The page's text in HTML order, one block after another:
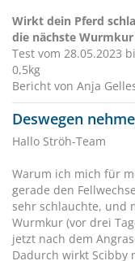
Wirkt dein Pferd
die nächste
Test vom 28.05.2023
0,5kg
Bericht von Anja
Deswegen
Hallo Ströh-Team
Warum ich mich für
gerade den
sehr schlauchte, und
Wurmkur (vor drei
jetzt nach dem
Dadurch wirkt Scibby